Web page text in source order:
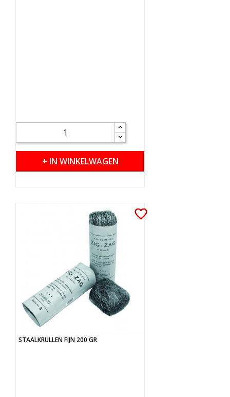
+ IN WINKELWAGEN
favorite_border
STAALKRULLEN FIJN 200 GR